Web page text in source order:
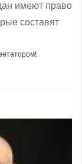
имеют право
составят